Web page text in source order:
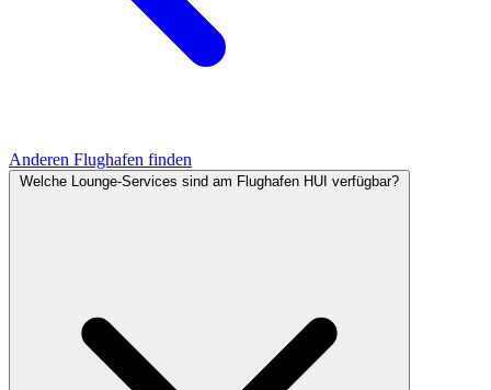
Anderen Flughafen finden
Welche Lounge-Services sind am Flughafen HUI verfügbar?